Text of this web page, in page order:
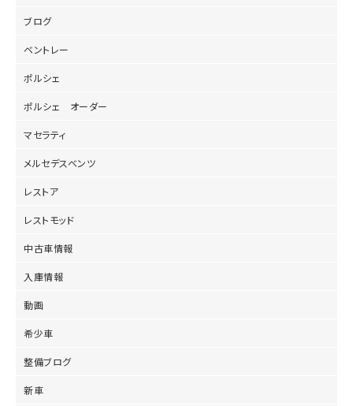
ブログ
ベントレー
ポルシェ
ポルシェ オーダー
マセラティ
メルセデスベンツ
レストア
レストモッド
中古車情報
入庫情報
動画
希少車
整備ブログ
新車